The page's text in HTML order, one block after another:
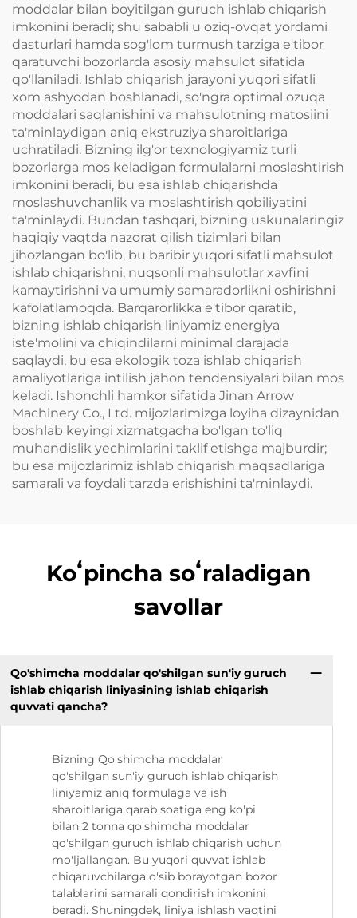
moddalar bilan boyitilgan guruch ishlab chiqarish
imkonini beradi; shu sababli u oziq-ovqat yordami
dasturlari hamda sog'lom turmush tarziga e'tibor
qaratuvchi bozorlarda asosiy mahsulot sifatida
qo'llaniladi. Ishlab chiqarish jarayoni yuqori sifatli
xom ashyodan boshlanadi, so'ngra optimal ozuqa
moddalari saqlanishini va mahsulotning matosiini
ta'minlaydigan aniq ekstruziya sharoitlariga
uchratiladi. Bizning ilg'or texnologiyamiz turli
bozorlarga mos keladigan formulalarni moslashtirish
imkonini beradi, bu esa ishlab chiqarishda
moslashuvchanlik va moslashtirish qobiliyatini
ta'minlaydi. Bundan tashqari, bizning uskunalaringiz
haqiqiy vaqtda nazorat qilish tizimlari bilan
jihozlangan bo'lib, bu baribir yuqori sifatli mahsulot
ishlab chiqarishni, nuqsonli mahsulotlar xavfini
kamaytirishni va umumiy samaradorlikni oshirishni
kafolatlamoqda. Barqarorlikka e'tibor qaratib,
bizning ishlab chiqarish liniyamiz energiya
iste'molini va chiqindilarni minimal darajada
saqlaydi, bu esa ekologik toza ishlab chiqarish
amaliyotlariga intilish jahon tendensiyalari bilan mos
keladi. Ishonchli hamkor sifatida Jinan Arrow
Machinery Co., Ltd. mijozlarimizga loyiha dizaynidan
boshlab keyingi xizmatgacha bo'lgan to'liq
muhandislik yechimlarini taklif etishga majburdir;
bu esa mijozlarimiz ishlab chiqarish maqsadlariga
samarali va foydali tarzda erishishini ta'minlaydi.
Koʻpincha soʻraladigan
savollar
Qo'shimcha moddalar qo'shilgan sun'iy guruch
ishlab chiqarish liniyasining ishlab chiqarish
quvvati qancha?
Bizning Qo'shimcha moddalar
qo'shilgan sun'iy guruch ishlab chiqarish
liniyamiz aniq formulaga va ish
sharoitlariga qarab soatiga eng ko'pi
bilan 2 tonna qo'shimcha moddalar
qo'shilgan guruch ishlab chiqarish uchun
mo'ljallangan. Bu yuqori quvvat ishlab
chiqaruvchilarga o'sib borayotgan bozor
talablarini samarali qondirish imkonini
beradi. Shuningdek, liniya ishlash vaqtini